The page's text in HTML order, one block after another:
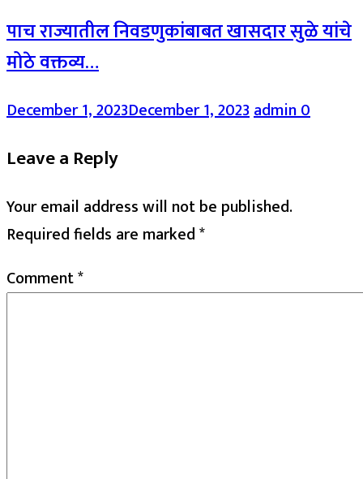
पाच राज्यातील निवडणुकांबाबत खासदार सुळे यांचे
मोठे वक्तव्य…
December 1, 2023December 1, 2023admin0
Leave a Reply
Your email address will not be published.
Required fields are marked*
Comment*